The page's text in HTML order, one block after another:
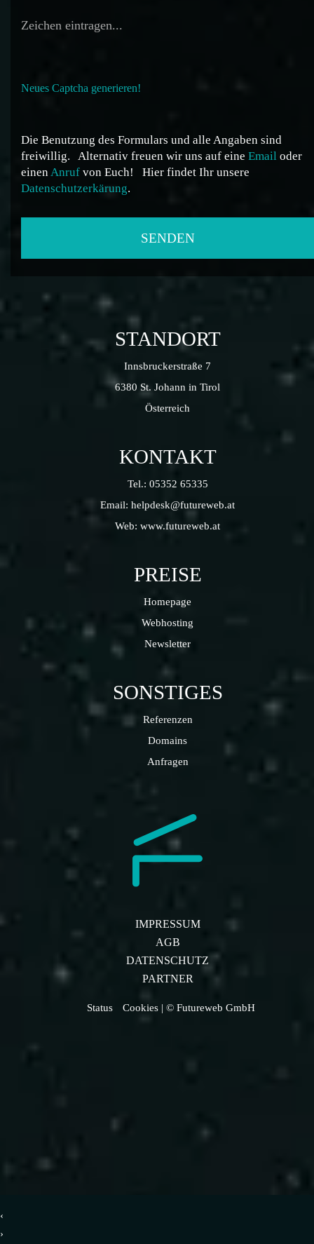
Neues Captcha generieren!
Die Benutzung des Formulars und alle Angaben sind
freiwillig.
Alternativ freuen wir uns auf eine Email oder
einen Anruf von Euch!
Hier findet Ihr unsere
Datenschutzerkärung.
STANDORT
Innsbruckerstraße 7
6380 St. Johann in Tirol
Österreich
KONTAKT
Tel.: 05352 65335
Email: helpdesk@futureweb.at
Web: www.futureweb.at
PREISE
Homepage
Webhosting
Newsletter
SONSTIGES
Referenzen
Domains
Anfragen
IMPRESSUM
AGB
DATENSCHUTZ
PARTNER
Status Cookies | © Futureweb GmbH
‹
›